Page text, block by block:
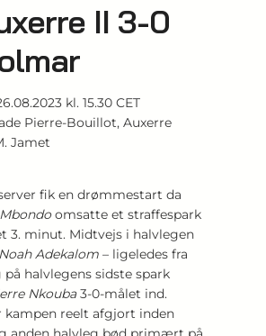
II 3-0
kl. 15.30 CET
Pierre-Bouillot, Auxerre
Jamet
fik en drømmestart da
omsatte et straffespark
3. minut. Midtvejs i halvlegen
Noah Adekalom – ligeledes fra
på halvlegens sidste spark
Nkouba3-0-målet ind.
kampen reelt afgjort inden